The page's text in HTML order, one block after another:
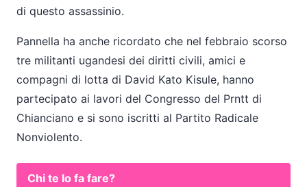
di questo assassinio.
Pannella ha anche ricordato che nel febbraio scorso
tre militanti ugandesi dei diritti civili, amici e
compagni di lotta di David Kato Kisule, hanno
partecipato ai lavori del Congresso del Prntt di
Chianciano e si sono iscritti al Partito Radicale
Nonviolento.
Chi te lo fa fare?